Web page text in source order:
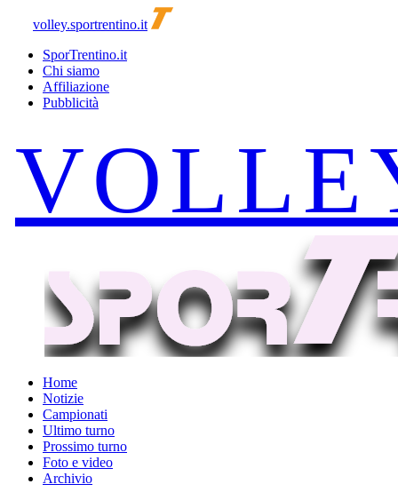
volley.sportrentino.it
SporTrentino.it
Chi siamo
Affiliazione
Pubblicità
Home
Notizie
Campionati
Ultimo turno
Prossimo turno
Foto e video
Archivio